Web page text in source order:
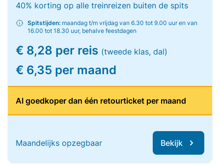
40% korting op alle treinreizen buiten de spits
Spitstijden: maandag t/m vrijdag van 6.30 tot 9.00 uur en van
16.00 tot 18.30 uur, behalve feestdagen
€ 8,28 per reis (tweede klas, dal)
€ 6,35 per maand
Al goedkoper dan één retourticket per maand
Maandelijks opzegbaar Bekijk